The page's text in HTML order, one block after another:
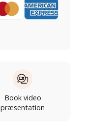
Book video
præsentation